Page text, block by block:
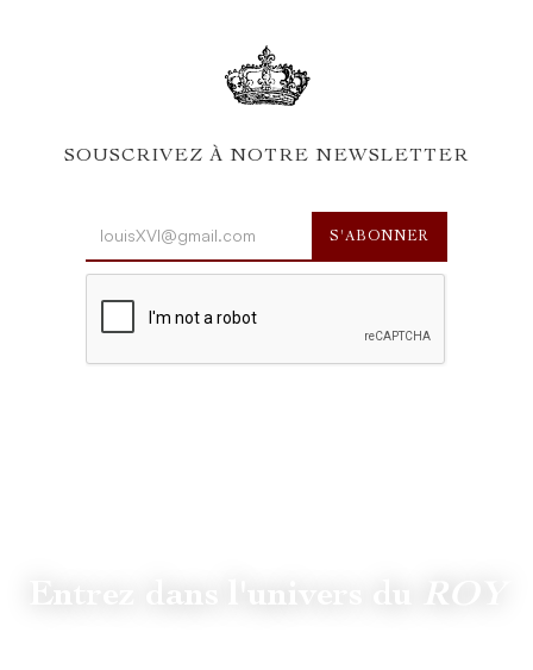
SOUSCRIVEZ À NOTRE NEWSLETTER
ROY